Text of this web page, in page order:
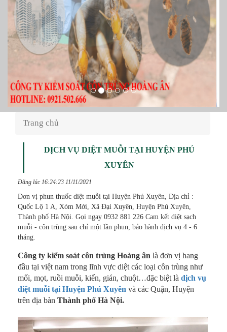
Trang chủ
DỊCH VỤ DIỆT MUỖI TẠI HUYỆN PHÚ
XUYÊN
Đăng lúc 16:24:23 11/11/2021
Đơn vị phun thuốc diệt muỗi tại Huyện Phú Xuyên, Địa chỉ :
Quốc Lộ 1 A, Xóm Mới, Xã Đại Xuyên, Huyện Phú Xuyên,
Thành phố Hà Nội. Gọi ngay 0932 881 226 Cam kết diệt sạch
muỗi - côn trùng sau chỉ một lần phun, bảo hành dịch vụ 4 - 6
tháng.
Công ty kiểm soát côn trùng Hoàng ân là đơn vị hang
đầu tại việt nam trong lĩnh vực diệt các loại côn trùng như
mối, mọt, ruồi muỗi, kiến, gián, chuột…đặc biệt là dịch vụ
diệt muỗi tại Huyện Phú Xuyên và các Quận, Huyện
trên địa bàn Thành phố Hà Nội.